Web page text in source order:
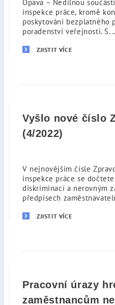
Opava – Nedílnou
inspekce práce, kromě
poskytování bezplatného
poradenství veřejnosti. S...
ZJISTIT VÍCE
Vyšlo nové číslo
(4/2022)
V nejnovějším čísle
inspekce práce se
diskriminací a nerovným
předpisech
ZJISTIT VÍCE
Pracovní úrazy
zaměstnancům